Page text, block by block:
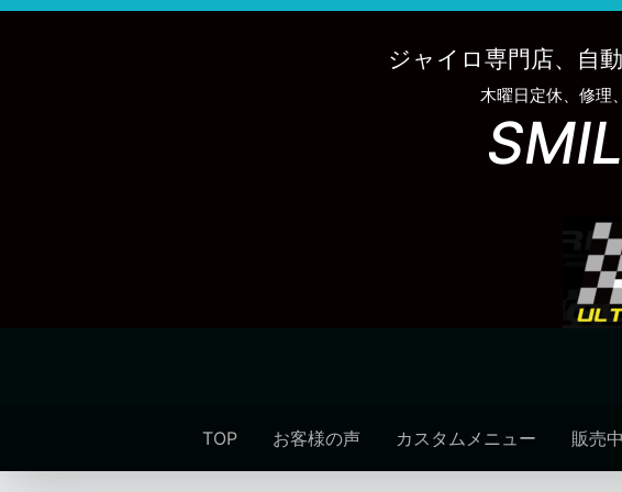
内
ジャイロ専門店、自
木曜日定休、修理
TOP お客様の声 カスタムメニュー 販売